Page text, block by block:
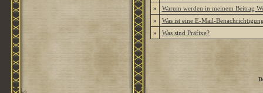
»
Warum werden in meinem Beitrag
»
Was ist eine E-Mail-
»
Was sind Präfixe?